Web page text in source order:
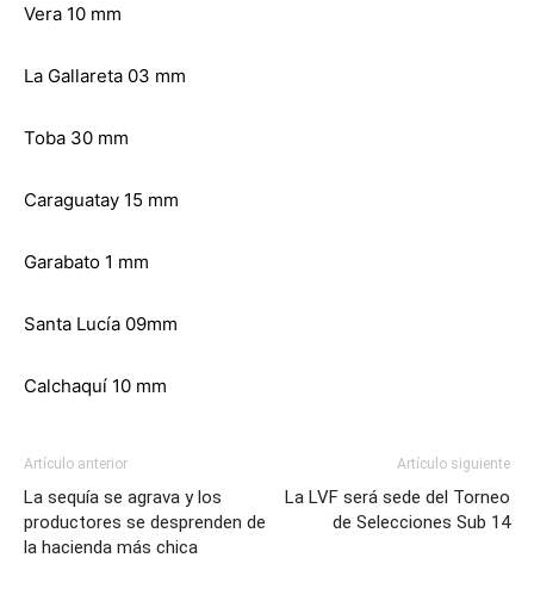
Vera 10 mm
La Gallareta 03 mm
Toba 30 mm
Caraguatay 15 mm
Garabato 1 mm
Santa Lucía 09mm
Calchaquí 10 mm
Artículo anterior
La sequía se agrava y los
productores se desprenden de
la hacienda más chica
Artículo siguiente
La LVF será sede del Torneo
de Selecciones Sub 14